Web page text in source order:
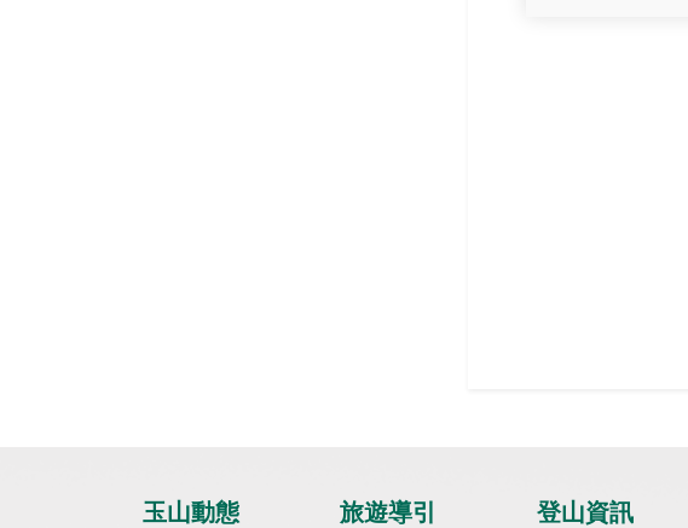
玉山動態 旅遊導引 登山資訊